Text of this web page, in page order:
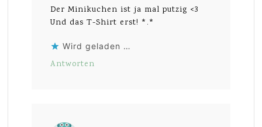
Der Minikuchen ist ja mal putzig <3
Und das T-Shirt erst! *.*
Wird geladen …
Antworten